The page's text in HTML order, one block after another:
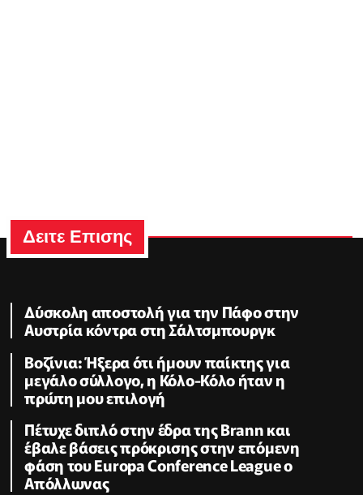
Δειτε Επισης
Δύσκολη αποστολή για την Πάφο στην
Αυστρία κόντρα στη Σάλτσμπουργκ
Βοζίνια: Ήξερα ότι ήμουν παίκτης για
μεγάλο σύλλογο, η Κόλο-Κόλο ήταν η
πρώτη μου επιλογή
Πέτυχε διπλό στην έδρα της Brann και
έβαλε βάσεις πρόκρισης στην επόμενη
φάση του Europa Conference League ο
Απόλλωνας